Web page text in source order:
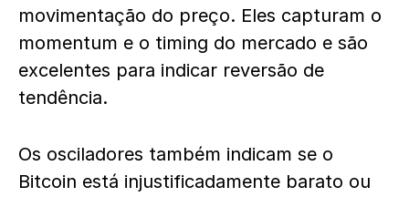
movimentação do preço. Eles capturam o
momentum e o timing do mercado e são
excelentes para indicar reversão de
tendência.
Os osciladores também indicam se o
Bitcoin está injustificadamente barato ou